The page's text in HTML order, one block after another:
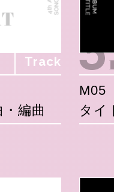
Track
編曲
M05
タイ